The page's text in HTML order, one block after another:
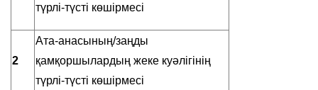
түрлі-түсті көшірмесі
2
Ата-анасының/заңды
қамқоршылардың жеке куәлігінің
түрлі-түсті көшірмесі